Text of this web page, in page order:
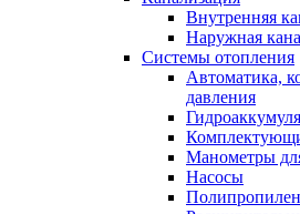
Внутренняя
Наружная
Системы отопления
Автоматика,
давления
Манометры
Насосы